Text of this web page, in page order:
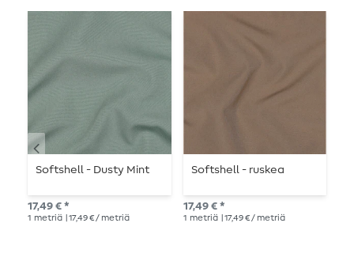
Softshell - Dusty Mint
17,49 € *
1 metriä | 17,49 € / metriä
Softshell - ruskea
17,49 € *
1 metriä | 17,49 € / metriä